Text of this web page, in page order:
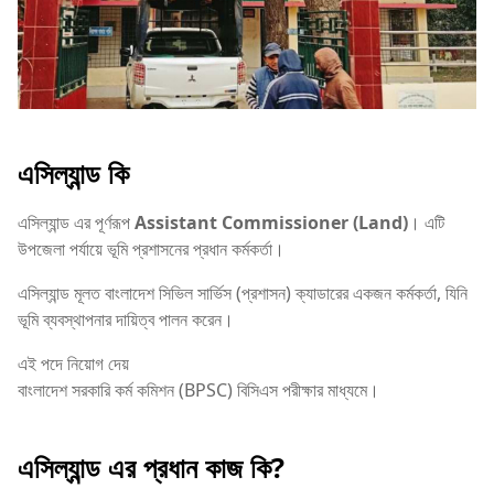
এসিল্যান্ড কি
এসিল্যান্ড এর পূর্ণরূপAssistant Commissioner (Land) । এটি
উপজেলা পর্যায়ে ভূমি প্রশাসনের প্রধান কর্মকর্তা।
এসিল্যান্ড মূলত বাংলাদেশ সিভিল সার্ভিস (প্রশাসন) ক্যাডারের একজন কর্মকর্তা, যিনি
ভূমি ব্যবস্থাপনার দায়িত্ব পালন করেন।
এই পদে নিয়োগ দেয়
বাংলাদেশ সরকারি কর্ম কমিশন (BPSC) বিসিএস পরীক্ষার মাধ্যমে।
এসিল্যান্ড এর প্রধান কাজ কি?